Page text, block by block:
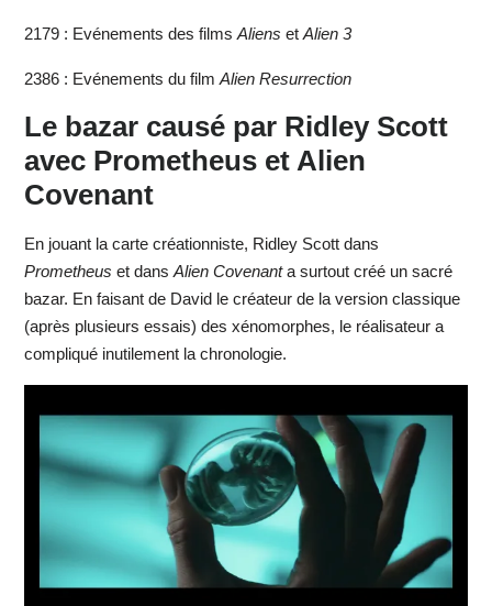
2179 : Evénements des films Aliens et Alien 3
2386 : Evénements du film Alien Resurrection
Le bazar causé par Ridley Scott
avec Prometheus et Alien
Covenant
En jouant la carte créationniste, Ridley Scott dans
Prometheus et dans Alien Covenanta surtout créé un sacré
bazar. En faisant de David le créateur de la version classique
(après plusieurs essais) des xénomorphes, le réalisateur a
compliqué inutilement la chronologie.